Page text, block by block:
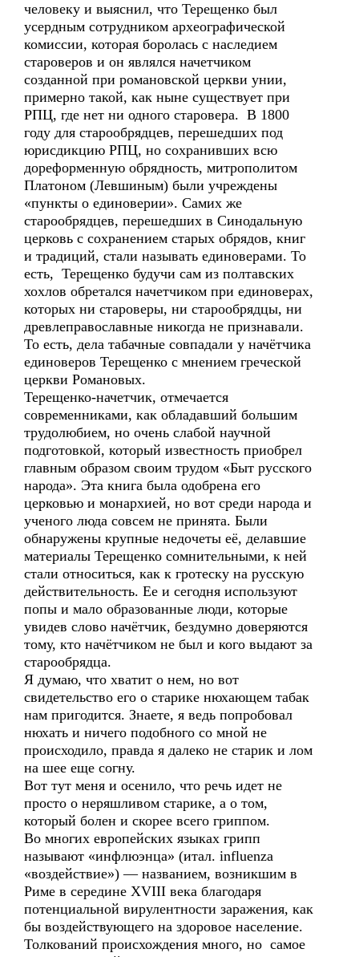
человеку и выяснил, что Терещенко был
усердным сотрудником археографической
комиссии, которая боролась с наследием
староверов и он являлся начетчиком
созданной при романовской церкви унии,
примерно такой, как ныне существует при
РПЦ, где нет ни одного старовера. В 1800
году для старообрядцев, перешедших под
юрисдикцию РПЦ, но сохранивших всю
дореформенную обрядность, митрополитом
Платоном (Левшиным) были учреждены
«пункты о единоверии». Самих же
старообрядцев, перешедших в Синодальную
церковь с сохранением старых обрядов, книг
и традиций, стали называть единоверами. То
есть, Терещенко будучи сам из полтавских
хохлов обретался начетчиком при единоверах,
которых ни староверы, ни старообрядцы, ни
древлеправославные никогда не признавали.
То есть, дела табачные совпадали у начётчика
единоверов Терещенко с мнением греческой
церкви Романовых.
Терещенко-начетчик, отмечается
современниками, как обладавший большим
трудолюбием, но очень слабой научной
подготовкой, который известность приобрел
главным образом своим трудом «Быт русского
народа». Эта книга была одобрена его
церковью и монархией, но вот среди народа и
ученого люда совсем не принята. Были
обнаружены крупные недочеты её, делавшие
материалы Терещенко сомнительными, к ней
стали относиться, как к гротеску на русскую
действительность. Ее и сегодня используют
попы и мало образованные люди, которые
увидев слово начётчик, бездумно доверяются
тому, кто начётчиком не был и кого выдают за
старообрядца.
Я думаю, что хватит о нем, но вот
свидетельство его о старике нюхающем табак
нам пригодится. Знаете, я ведь попробовал
нюхать и ничего подобного со мной не
происходило, правда я далеко не старик и лом
на шее еще согну.
Вот тут меня и осенило, что речь идет не
просто о неряшливом старике, а о том,
который болен и скорее всего гриппом.
Во многих европейских языках грипп
называют «инфлюэнца» (итал. influenza
«воздействие») — названием, возникшим в
Риме в середине XVIII века благодаря
потенциальной вирулентности заражения, как
бы воздействующего на здоровое население.
Толкований происхождения много, но самое